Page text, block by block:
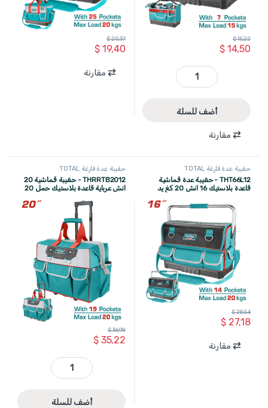
$14,50
$15,22
THT36L03 - حقيبة عدة قماشية قاعدة بلاستيك 16 انش 15 كغ ماركة TOTAL (صناعي) quantity
أضف للسلة
مقارنة
$19,40
$20,37
مقارنة
حقيبة عدة فارغة TOTAL
THT66L12 - حقيبة عدة قماشية
قاعدة بلاستيك 16 انش 20 كغ يد
$27,18
$28,54
مقارنة
حقيبة عدة فارغة TOTAL
THRRTB2012 - حقيبة قماشية 20
انش عرباية قاعدة بلاستيك حمل 20
$35,22
$36,98
THRRTB2012 - حقيبة قماشية 20 انش عرباية قاعدة بلاستيك حمل 20 كغ ماركة TOTAL quantity
أضف للسلة